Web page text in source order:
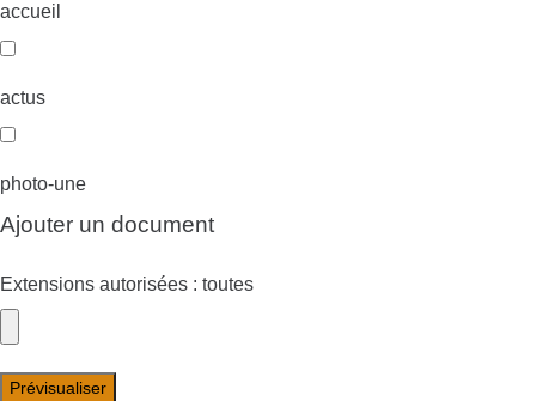
accueil
actus
photo-une
Ajouter un document
Extensions autorisées : toutes